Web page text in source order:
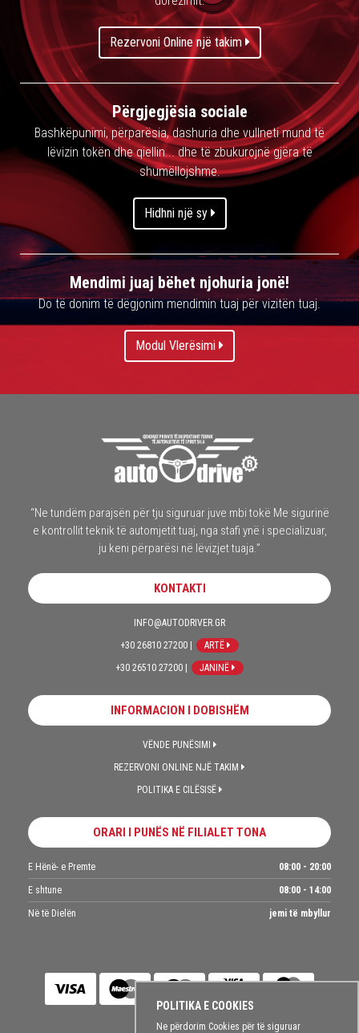
POLITIKA E COOKIES
Ne përdorim Cookies për të siguruar
Rezervoni Online një takim
Përgjegjësia sociale
Bashkëpunimi, përparësia, dashuria dhe vullneti mund të
lëvizin tokën dhe qiellin... dhe të zbukurojnë gjëra të
shumëllojshme.
Hidhni një sy
Mendimi juaj bëhet njohuria jonë!
Do të donim të dëgjonim mendimin tuaj për vizitën tuaj.
Modul Vlerësimi
“Ne tundëm parajsën për tju siguruar juve mbi tokë Me sigurinë
e kontrollit teknik të automjetit tuaj, nga stafi ynë i specializuar,
ju keni përparësi në lëvizjet tuaja.”
KONTAKTI
INFO@AUTODRIVER.GR
+30 26810 27200 |
ARTË
+30 26510 27200 |
JANINË
INFORMACION I DOBISHËM
VËNDE PUNËSIMI
REZERVONI ONLINE NJË TAKIM
POLITIKA E CILËSISË
ORARI I PUNËS NË FILIALET TONA
E Hënë- e Premte 08:00 - 20:00
E shtune 08:00 - 14:00
Në të Dielën jemi të mbyllur